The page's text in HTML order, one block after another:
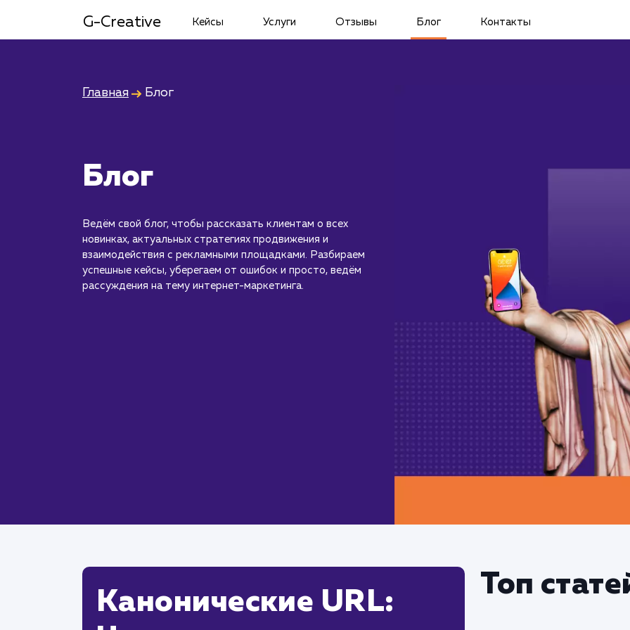
G-Creative Кейсы Услуги Отзывы Блог Контакты
Главная Блог
Блог
Ведём свой блог, чтобы рассказать клиентам о всех
новинках, актуальных стратегиях продвижения и
взаимодействия с рекламными площадками. Разбираем
успешные кейсы, уберегаем от ошибок и просто, ведём
рассуждения на тему интернет-маркетинга.
Топ
Канонические URL: